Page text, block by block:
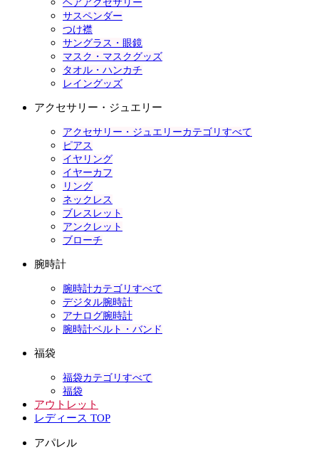
ヘアアクセサリー
サスペンダー
つけ襟
サングラス・眼鏡
マスク・マスクグッズ
タオル・ハンカチ
レイングッズ
アクセサリー・ジュエリー
アクセサリー・ジュエリーカテゴリすべて
ピアス
イヤリング
イヤーカフ
リング
ネックレス
ブレスレット
アンクレット
ブローチ
腕時計
腕時計カテゴリすべて
デジタル腕時計
アナログ腕時計
腕時計ベルト・バンド
福袋
福袋カテゴリすべて
福袋
アウトレット
レディース TOP
アパレル